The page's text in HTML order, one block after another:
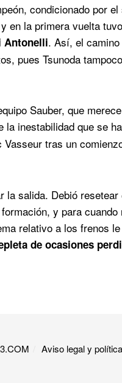
condicionado por
en la primera vuelta
Antonelli. Así, el
pues Tsunoda
Sauber, que
la inestabilidad que se
Vasseur tras un
salida. Debió
y para cuando
relativo a los frenos
de ocasiones
Aviso legal y